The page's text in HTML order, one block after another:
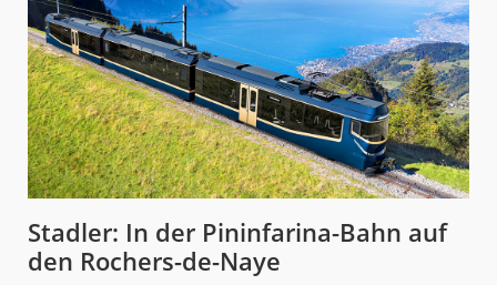
Stadler: In der Pininfarina-Bahn auf
den Rochers-de-Naye